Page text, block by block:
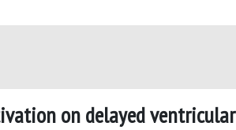
on delayed ventricular